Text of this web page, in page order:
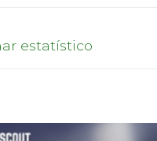
estatístico